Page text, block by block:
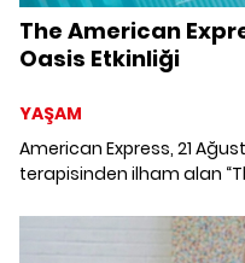
The American
Oasis Etkinliği
YAŞAM
American Express, 21
terapisinden ilham alan
alan Lucca Beach'te kart
ağında yer alan partner